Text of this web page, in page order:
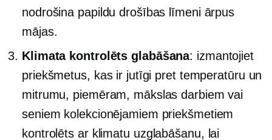
nodrošina papildu drošības līmeni ārpus
mājas.
Klimata kontrolēts glabāšana: izmantojiet
priekšmetus, kas ir jutīgi pret temperatūru un
mitrumu, piemēram, mākslas darbiem vai
seniem kolekcionējamiem priekšmetiem
kontrolēts ar klimatu uzglabāšanu, lai